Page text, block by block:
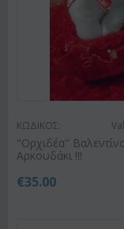
ΚΩΔΙΚΟΣ:
"Ορχιδέα"
Αρκουδάκι !!!
€35.00